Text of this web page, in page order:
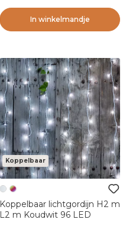
In winkelmandje
Koppelbaar
Koppelbaar lichtgordijn H2 m
L2 m Koudwit 96 LED